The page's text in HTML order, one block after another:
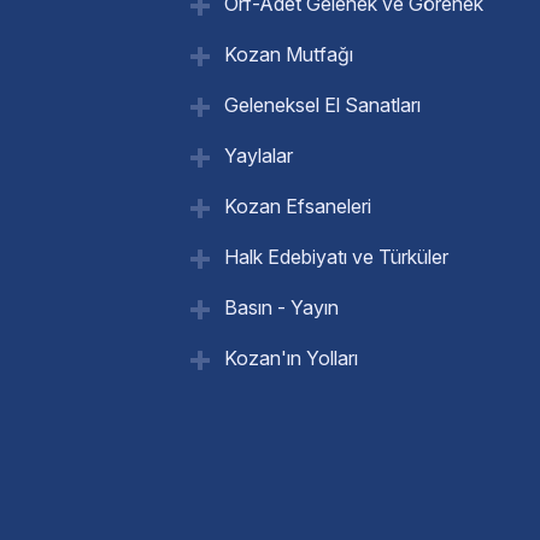
Kozan Mutfağı
Geleneksel El Sanatları
Yaylalar
Kozan Efsaneleri
Halk Edebiyatı ve Türküler
Basın - Yayın
Kozan'ın Yolları